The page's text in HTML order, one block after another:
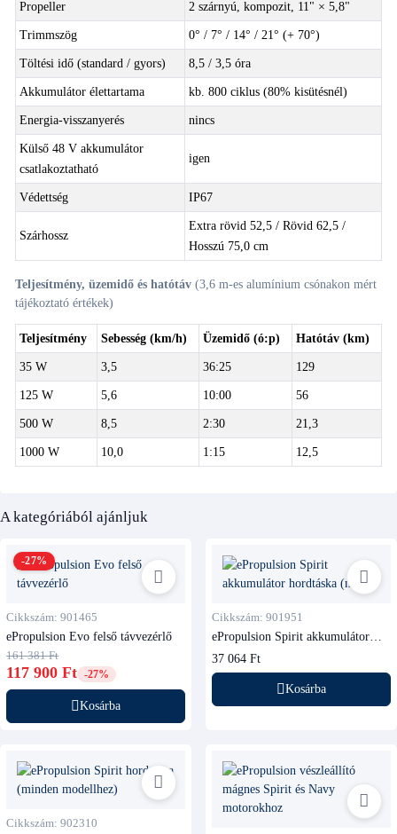
Propeller 2 szárnyú, kompozit, 11" × 5,8"
Trimmszög 0° / 7° / 14° / 21° (+ 70°)
Töltési idő (standard / gyors) 8,5 / 3,5 óra
Akkumulátor élettartama kb. 800 ciklus (80% kisütésnél)
Energia-visszanyerés nincs
Külső 48 V akkumulátor
csatlakoztatható
igen
Védettség IP67
Szárhossz
Extra rövid 52,5 / Rövid 62,5 /
Hosszú 75,0 cm
Teljesítmény, üzemidő és hatótáv(3,6 m-es alumínium csónakon mért
tájékoztató értékek)
Teljesítmény Sebesség (km/h) Üzemidő (ó:p) Hatótáv (km)
35 W 3,5 36:25 129
125 W 5,6 10:00 56
500 W 8,5 2:30 21,3
1000 W 10,0 1:15 12,5
A kategóriából ajánljuk
-27%
Cikkszám: 901465
ePropulsion Evo felső távvezérlő
161 381 Ft
117 900 Ft -27%
Kosárba
Cikkszám: 901951
ePropulsion Spirit akkumulátor
hordtáska (nagy)
37 064 Ft
Kosárba
Cikkszám: 902310